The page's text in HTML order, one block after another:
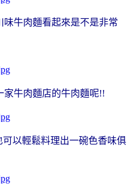
牛肉麵看起來是不是非常
家牛肉麵店的牛肉麵呢!!
以輕鬆料理出一碗色香味俱